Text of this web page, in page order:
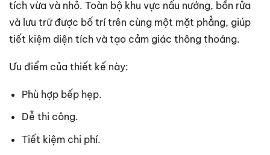
tích vừa và nhỏ. Toàn bộ khu vực nấu nướng, bồn rửa
và lưu trữ được bố trí trên cùng một mặt phẳng, giúp
tiết kiệm diện tích và tạo cảm giác thông thoáng.
Ưu điểm của thiết kế này:
Phù hợp bếp hẹp.
Dễ thi công.
Tiết kiệm chi phí.